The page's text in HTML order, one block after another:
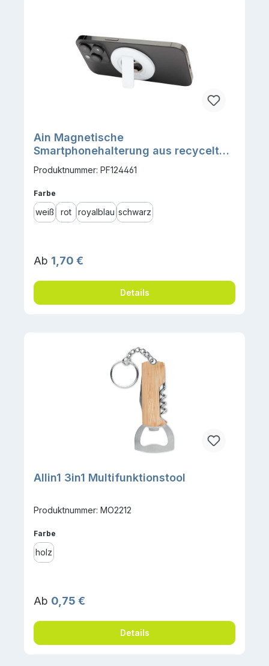
Ain Magnetische
Smartphonehalterung aus recyceltem
Kunststoff mit Flaschenöffner
Produktnummer: PF124461
Farbe
weiß rot royalblau schwarz
Regulärer Preis:
Ab 1,70 €
Details
Allin1 3in1 Multifunktionstool
Produktnummer: MO2212
Farbe
holz
Regulärer Preis:
Ab 0,75 €
Details